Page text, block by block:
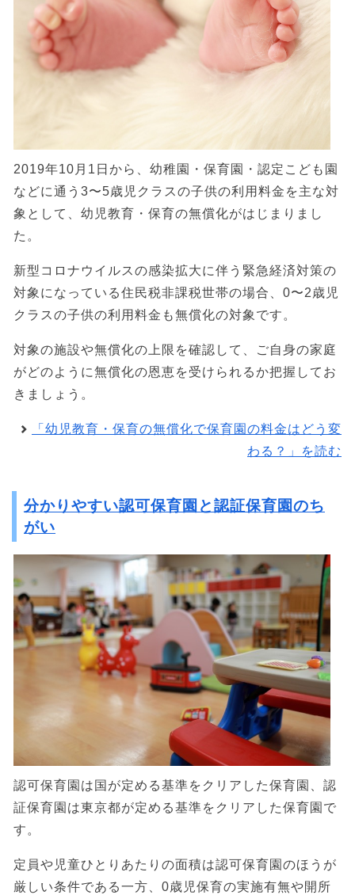
2019年10月1日から、幼稚園・保育園・認定こども園
などに通う3〜5歳児クラスの子供の利用料金を主な対
象として、幼児教育・保育の無償化がはじまりまし
た。
新型コロナウイルスの感染拡大に伴う緊急経済対策の
対象になっている住民税非課税世帯の場合、0〜2歳児
クラスの子供の利用料金も無償化の対象です。
対象の施設や無償化の上限を確認して、ご自身の家庭
がどのように無償化の恩恵を受けられるか把握してお
きましょう。
「幼児教育・保育の無償化で保育園の料金はどう変
わる？」を読む
分かりやすい認可保育園と認証保育園のち
がい
認可保育園は国が定める基準をクリアした保育園、認
証保育園は東京都が定める基準をクリアした保育園で
す。
定員や児童ひとりあたりの面積は認可保育園のほうが
厳しい条件である一方、0歳児保育の実施有無や開所